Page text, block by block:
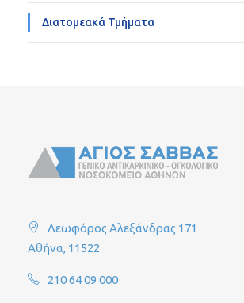
Διατομεακά Τμήματα
Λεωφόρος Αλεξάνδρας 171
Αθήνα, 11522
210 64 09 000